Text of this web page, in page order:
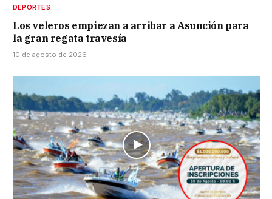
DEPORTES
Los veleros empiezan a arribar a Asunción para
la gran regata travesía
10 de agosto de 2026